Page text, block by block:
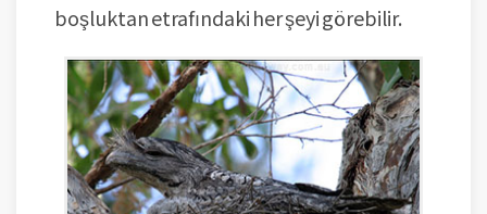
boşluktan etrafındaki her şeyi görebilir.